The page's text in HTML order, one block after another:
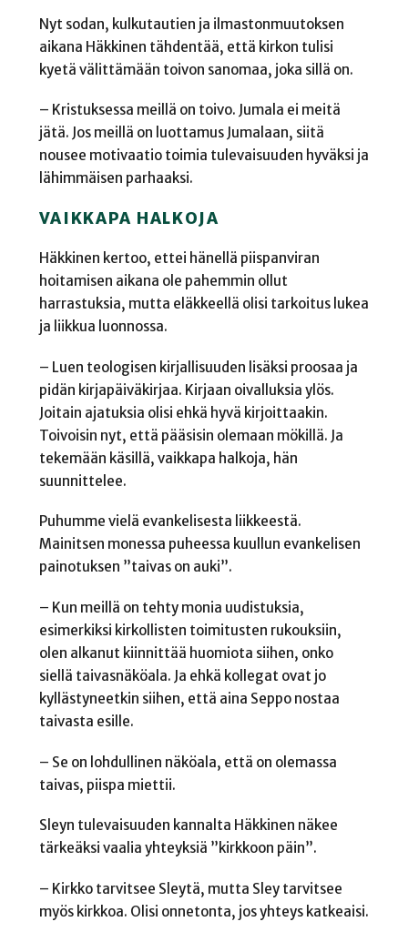
Nyt sodan, kulkutautien ja ilmastonmuutoksen
aikana Häkkinen tähdentää, että kirkon tulisi
kyetä välittämään toivon sanomaa, joka sillä on.
– Kristuksessa meillä on toivo. Jumala ei meitä
jätä. Jos meillä on luottamus Jumalaan, siitä
nousee motivaatio toimia tulevaisuuden hyväksi ja
lähimmäisen parhaaksi.
VAIKKAPA HALKOJA
Häkkinen kertoo, ettei hänellä piispanviran
hoitamisen aikana ole pahemmin ollut
harrastuksia, mutta eläkkeellä olisi tarkoitus lukea
ja liikkua luonnossa.
– Luen teologisen kirjallisuuden lisäksi proosaa ja
pidän kirjapäiväkirjaa. Kirjaan oivalluksia ylös.
Joitain ajatuksia olisi ehkä hyvä kirjoittaakin.
Toivoisin nyt, että pääsisin olemaan mökillä. Ja
tekemään käsillä, vaikkapa halkoja, hän
suunnittelee.
Puhumme vielä evankelisesta liikkeestä.
Mainitsen monessa puheessa kuullun evankelisen
painotuksen ”taivas on auki”.
– Kun meillä on tehty monia uudistuksia,
esimerkiksi kirkollisten toimitusten rukouksiin,
olen alkanut kiinnittää huomiota siihen, onko
siellä taivasnäköala. Ja ehkä kollegat ovat jo
kyllästyneetkin siihen, että aina Seppo nostaa
taivasta esille.
– Se on lohdullinen näköala, että on olemassa
taivas, piispa miettii.
Sleyn tulevaisuuden kannalta Häkkinen näkee
tärkeäksi vaalia yhteyksiä ”kirkkoon päin”.
– Kirkko tarvitsee Sleytä, mutta Sley tarvitsee
myös kirkkoa. Olisi onnetonta, jos yhteys katkeaisi.